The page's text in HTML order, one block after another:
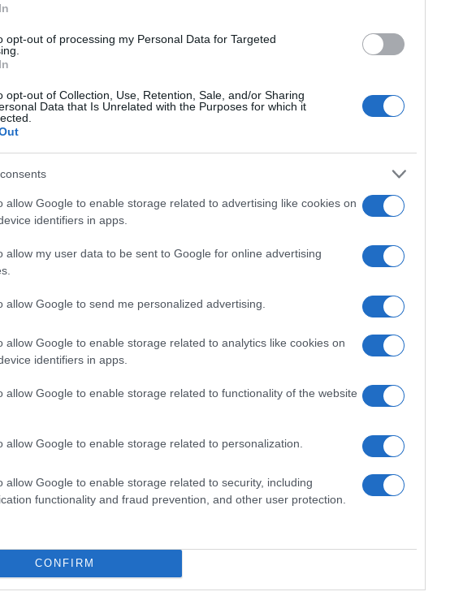
opt-out of processing my Personal Data for Targeted
opt-out of Collection, Use, Retention, Sale, and/or Sharing
Data that Is Unrelated with the Purposes for which it
allow Google to enable storage related to advertising like cookies on
identifiers in apps.
allow my user data to be sent to Google for online advertising
allow Google to send me personalized advertising.
allow Google to enable storage related to analytics like cookies on
identifiers in apps.
allow Google to enable storage related to functionality of the website
allow Google to enable storage related to personalization.
allow Google to enable storage related to security, including
functionality and fraud prevention, and other user protection.
CONFIRM
do mundo, em grande parte graças à sua
construir aplicativos descentralizados ( DApps )
, a viabilidade do Ethereum depende das
validar e confirmar novas transações. Em troca
do Ethereum criptomoeda ) para mineiros bem-
pagam taxas de gás (denominadas em gwei) para
da rede e os incentiva a continuar
de Ethereum se tornou um empreendimento
visão geral dos principais detalhes sobre a
para se tornar um minerador na rede Ethereum.
Ethereum, é importante ter uma compreensão
criptomoedas em geral.
Lite